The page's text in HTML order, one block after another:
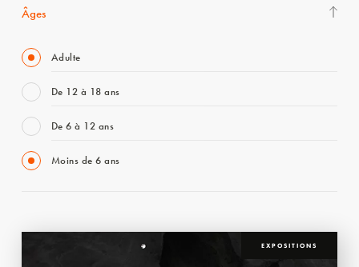
Âges
Adulte
De 12 à 18 ans
De 6 à 12 ans
Moins de 6 ans
EXPOSITIONS